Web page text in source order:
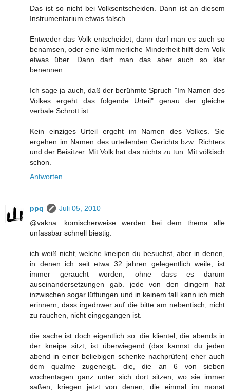
Das ist so nicht bei Volksentscheiden. Dann ist an diesem
Instrumentarium etwas falsch.
Entweder das Volk entscheidet, dann darf man es auch so
benamsen, oder eine kümmerliche Minderheit hilft dem Volk
etwas über. Dann darf man das aber auch so klar
benennen.
Ich sage ja auch, daß der berühmte Spruch "Im Namen des
Volkes ergeht das folgende Urteil" genau der gleiche
verbale Schrott ist.
Kein einziges Urteil ergeht im Namen des Volkes. Sie
ergehen im Namen des urteilenden Gerichts bzw. Richters
und der Beisitzer. Mit Volk hat das nichts zu tun. Mit völkisch
schon.
Antworten
ppq
Juli 05, 2010
@vakna: komischerweise werden bei dem thema alle
unfassbar schnell biestig.
ich weiß nicht, welche kneipen du besuchst, aber in denen,
in denen ich seit etwa 32 jahren gelegentlich weile, ist
immer geraucht worden, ohne dass es darum
auseinandersetzungen gab. jede von den dingern hat
inzwischen sogar lüftungen und in keinem fall kann ich mich
erinnern, dass irgednwer auf die bitte am nebentisch, nicht
zu rauchen, nicht eingegangen ist.
die sache ist doch eigentlich so: die klientel, die abends in
der kneipe sitzt, ist überwiegend (das kannst du jeden
abend in einer beliebigen schenke nachprüfen) eher auch
dem qualme zugeneigt. die, die an 6 von sieben
wochentagen ganz unter sich dort sitzen, wo sie immer
saßen, kriegen jetzt von denen, die einmal im monat